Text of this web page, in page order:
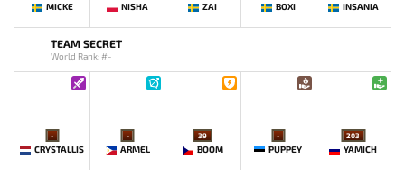
MICKE NISHA ZAI BOXI INSANIA
TEAM SECRET
World Rank: #-
-
CRYSTALLIS
-
ARMEL
39
BOOM
-
PUPPEY
203
YAMICH